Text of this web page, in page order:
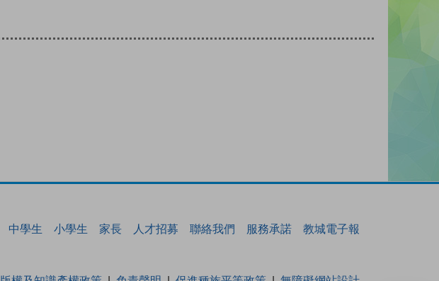
中學生 小學生 家長 人才招募 聯絡我們 服務承諾 教城電子報